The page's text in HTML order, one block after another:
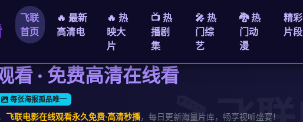
飞联
首页
🔥 最新
高清电
🔥 热
映大
片
📺 热
播剧
集
🎤 热
门综
艺
🐉 热
门动
漫
精彩
片段
看 · 免费高清在线看
每张海报孤品唯一
飞联电影在线观看永久免费·高清秒播，每日更新海量片库，畅享视听盛宴！